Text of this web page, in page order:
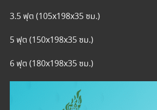
3.5 ฟุต (105x198x35 ซม.)
5 ฟุต (150x198x35 ซม.)
6 ฟุต (180x198x35 ซม.)